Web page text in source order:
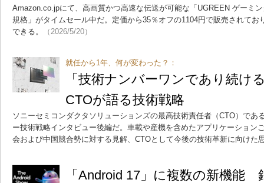
Amazon.co.jpにて、高画質かつ高速な伝送が可能な「UGREEN ゲーミ
規格」がタイムセール中だ。定価から35％オフの1104円で販売されてお
できる。
（2026/5/20）
就任から1年、何が変わった？：
「技術ナンバーワンであり続け
CTOが語る技術戦略
ソニーセミコンダクタソリューションズの最高技術責任者（CTO）であ
ー技術戦略インタビュー後編だ。車載や産機を含めたアプリケーション
会および中国競合勢に対する見解、CTOとして今後の技術革新に向けた
「Android 17」に複数の新機能